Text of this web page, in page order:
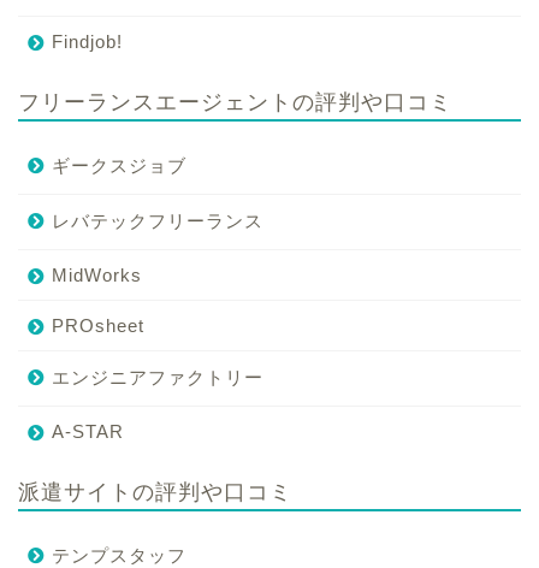
Findjob!
フリーランスエージェントの評判や口コミ
ギークスジョブ
レバテックフリーランス
MidWorks
PROsheet
エンジニアファクトリー
A-STAR
派遣サイトの評判や口コミ
テンプスタッフ